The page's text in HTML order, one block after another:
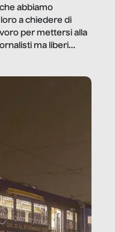
abbiamo
a chiedere di
per mettersi alla
ma liberi